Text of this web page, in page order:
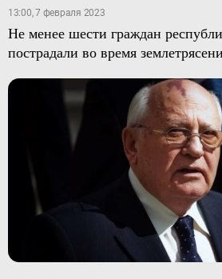
13:00, 7 февраля 2023
Не менее шести граждан
пострадали во время